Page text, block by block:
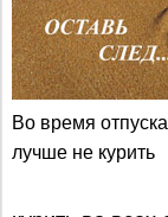
Во время
лучше не курить